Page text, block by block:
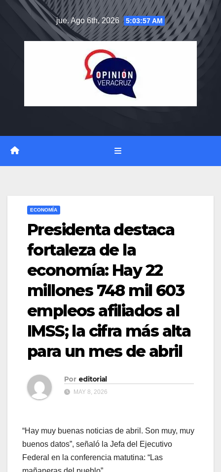
jue. Ago 6th, 2026 5:03:58 AM
ECONOMÍA
Presidenta destaca
fortaleza de la
economía: Hay 22
millones 748 mil 603
empleos afiliados al
IMSS; la cifra más alta
para un mes de abril
Por editorial
MAY 8, 2026
“Hay muy buenas noticias de abril. Son muy, muy
buenos datos”, señaló la Jefa del Ejecutivo
Federal en la conferencia matutina: “Las